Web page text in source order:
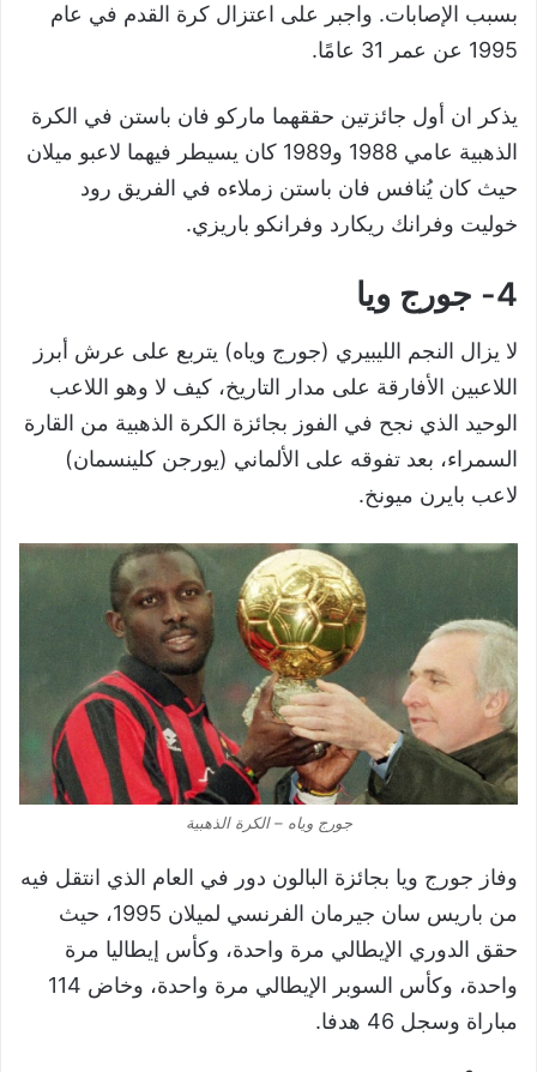
بسبب الإصابات. واجبر على اعتزال كرة القدم في عام
1995 عن عمر 31 عامًا.
يذكر ان أول جائزتين حققهما ماركو فان باستن في الكرة
الذهبية عامي 1988 و1989 كان يسيطر فيهما لاعبو ميلان
حيث كان يُنافس فان باستن زملاءه في الفريق رود
خوليت وفرانك ريكارد وفرانكو باريزي.
4- جورج ويا
لا يزال النجم الليبيري (جورج وياه) يتربع على عرش أبرز
اللاعبين الأفارقة على مدار التاريخ، كيف لا وهو اللاعب
الوحيد الذي نجح في الفوز بجائزة الكرة الذهبية من القارة
السمراء، بعد تفوقه على الألماني (يورجن كلينسمان)
لاعب بايرن ميونخ.
جورج وياه – الكرة الذهبية
وفاز جورج ويا بجائزة البالون دور في العام الذي انتقل فيه
من باريس سان جيرمان الفرنسي لميلان 1995، حيث
حقق الدوري الإيطالي مرة واحدة، وكأس إيطاليا مرة
واحدة، وكأس السوبر الإيطالي مرة واحدة، وخاض 114
مباراة وسجل 46 هدفا.